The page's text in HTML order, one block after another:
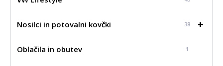
+
Nosilci in potovalni kovčki 38
Oblačila in obutev 1